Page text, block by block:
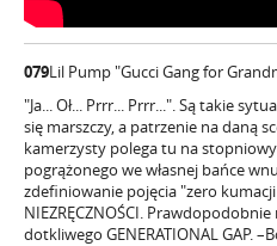
079Lil Pump "Gucci Gang for
"Ja... Oł... Prrr... Prrr...". Są takie
się marszczy, a patrzenie na daną
kamerzysty polega tu na
pogrążonego we własnej bańce
zdefiniowanie pojęcia "zero
NIEZRĘCZNOŚCI.
dotkliwego GENERATIONAL GAP.